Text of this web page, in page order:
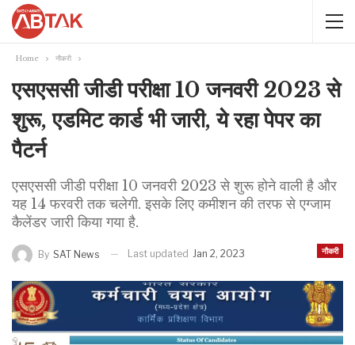
Home नौकरी
एसएससी जीडी परीक्षा 10 जनवरी 2023 से
शुरू, एडमिट कार्ड भी जारी, ये रहा पेपर का
पैटर्न
एसएससी जीडी परीक्षा 10 जनवरी 2023 से शुरू होने वाली है और
यह 14 फरवरी तक चलेगी. इसके लिए कमीशन की तरफ से एग्जाम
कैलेंडर जारी किया गया है.
नौकरी
By SAT News Last updated Jan 2, 2023